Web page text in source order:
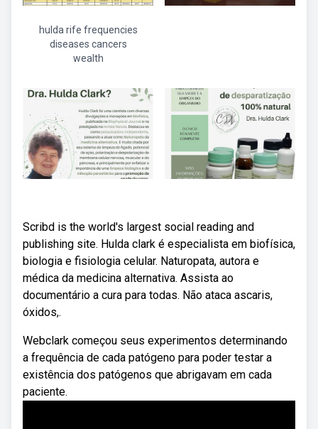
hulda rife frequencies
diseases cancers
wealth
Scribd is the world's largest social reading and
publishing site. Hulda clark é especialista em biofísica,
biologia e fisiologia celular. Naturopata, autora e
médica da medicina alternativa. Assista ao
documentário a cura para todas. Não ataca ascaris,
óxidos,.
Webclark começou seus experimentos determinando
a frequência de cada patógeno para poder testar a
existência dos patógenos que abrigavam em cada
paciente.